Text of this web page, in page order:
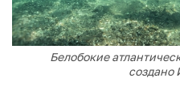
Белобокие
создано